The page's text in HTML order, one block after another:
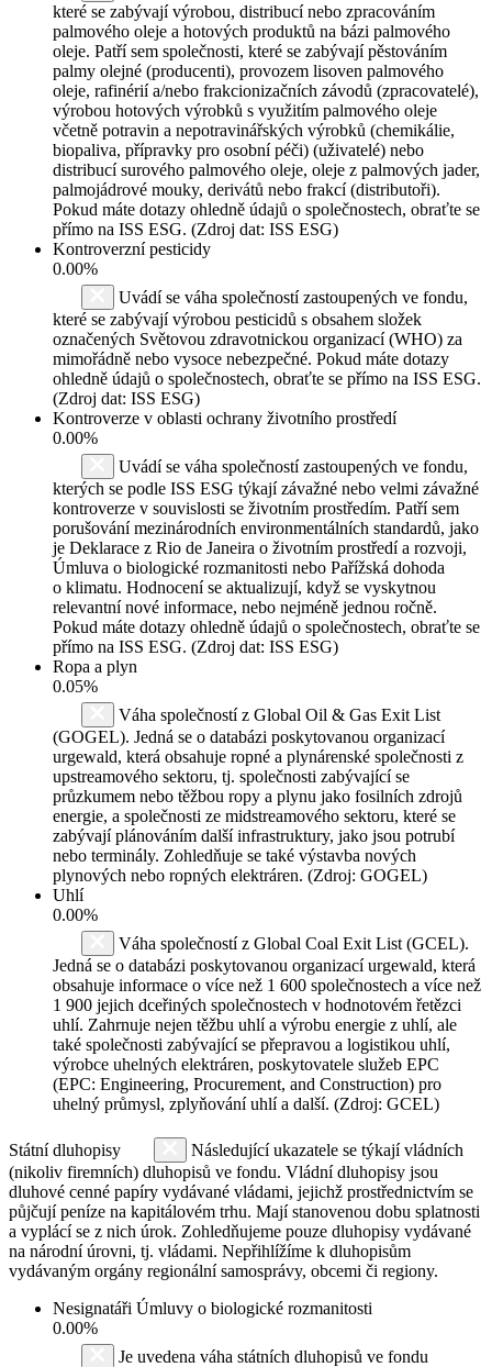
které se zabývají výrobou, distribucí nebo zpracováním
palmového oleje a hotových produktů na bázi palmového
oleje. Patří sem společnosti, které se zabývají pěstováním
palmy olejné (producenti), provozem lisoven palmového
oleje, rafinérií a/nebo frakcionizačních závodů (zpracovatelé),
výrobou hotových výrobků s využitím palmového oleje
včetně potravin a nepotravinářských výrobků (chemikálie,
biopaliva, přípravky pro osobní péči) (uživatelé) nebo
distribucí surového palmového oleje, oleje z palmových jader,
palmojádrové mouky, derivátů nebo frakcí (distributoři).
Pokud máte dotazy ohledně údajů o společnostech, obraťte se
přímo na ISS ESG. (Zdroj dat: ISS ESG)
Kontroverzní pesticidy
0.00%
Uvádí se váha společností zastoupených ve fondu,
které se zabývají výrobou pesticidů s obsahem složek
označených Světovou zdravotnickou organizací (WHO) za
mimořádně nebo vysoce nebezpečné. Pokud máte dotazy
ohledně údajů o společnostech, obraťte se přímo na ISS ESG.
(Zdroj dat: ISS ESG)
Kontroverze v oblasti ochrany životního prostředí
0.00%
Uvádí se váha společností zastoupených ve fondu,
kterých se podle ISS ESG týkají závažné nebo velmi závažné
kontroverze v souvislosti se životním prostředím. Patří sem
porušování mezinárodních environmentálních standardů, jako
je Deklarace z Rio de Janeira o životním prostředí a rozvoji,
Úmluva o biologické rozmanitosti nebo Pařížská dohoda
o klimatu. Hodnocení se aktualizují, když se vyskytnou
relevantní nové informace, nebo nejméně jednou ročně.
Pokud máte dotazy ohledně údajů o společnostech, obraťte se
přímo na ISS ESG. (Zdroj dat: ISS ESG)
Ropa a plyn
0.05%
Váha společností z Global Oil & Gas Exit List
(GOGEL). Jedná se o databázi poskytovanou organizací
urgewald, která obsahuje ropné a plynárenské společnosti z
upstreamového sektoru, tj. společnosti zabývající se
průzkumem nebo těžbou ropy a plynu jako fosilních zdrojů
energie, a společnosti ze midstreamového sektoru, které se
zabývají plánováním další infrastruktury, jako jsou potrubí
nebo terminály. Zohledňuje se také výstavba nových
plynových nebo ropných elektráren. (Zdroj: GOGEL)
Uhlí
0.00%
Váha společností z Global Coal Exit List (GCEL).
Jedná se o databázi poskytovanou organizací urgewald, která
obsahuje informace o více než 1 600 společnostech a více než
1 900 jejich dceřiných společnostech v hodnotovém řetězci
uhlí. Zahrnuje nejen těžbu uhlí a výrobu energie z uhlí, ale
také společnosti zabývající se přepravou a logistikou uhlí,
výrobce uhelných elektráren, poskytovatele služeb EPC
(EPC: Engineering, Procurement, and Construction) pro
uhelný průmysl, zplyňování uhlí a další. (Zdroj: GCEL)
Státní dluhopisy
Následující ukazatele se týkají vládních
(nikoliv firemních) dluhopisů ve fondu. Vládní dluhopisy jsou
dluhové cenné papíry vydávané vládami, jejichž prostřednictvím se
půjčují peníze na kapitálovém trhu. Mají stanovenou dobu splatnosti
a vyplácí se z nich úrok. Zohledňujeme pouze dluhopisy vydávané
na národní úrovni, tj. vládami. Nepřihlížíme k dluhopisům
vydávaným orgány regionální samosprávy, obcemi či regiony.
Nesignatáři Úmluvy o biologické rozmanitosti
0.00%
Je uvedena váha státních dluhopisů ve fondu